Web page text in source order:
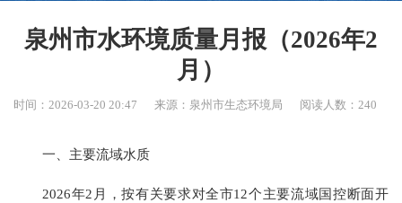
泉州市水环境质量月报（2026年2
月）
时间：2026-03-20 20:47 来源：泉州市生态环境局 阅读人数：240
一 主要流域水质
2026年2 月 ，按有关要求对全市1 2个主要流域国控断面开